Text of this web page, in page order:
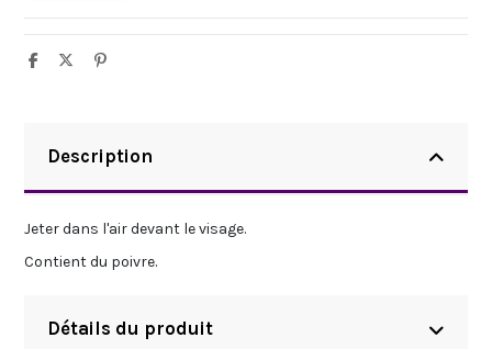
Description
Jeter dans l'air devant le visage.
Contient du poivre.
Détails du produit